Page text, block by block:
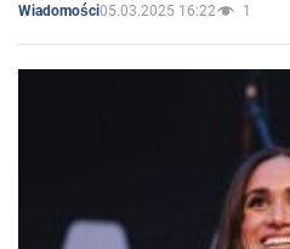
Wiadomości05.03.2025 16:22 1